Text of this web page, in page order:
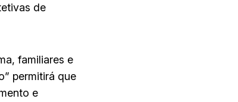
de
familiares e
permitirá que
e